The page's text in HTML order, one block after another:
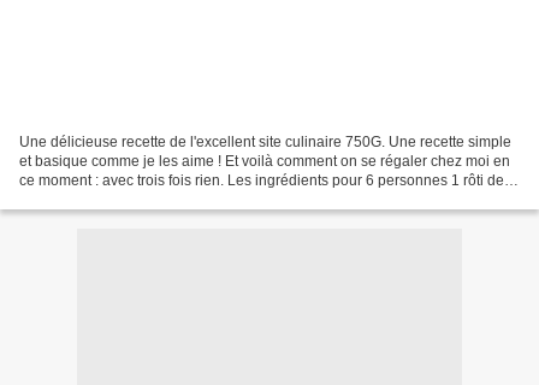
Une délicieuse recette de l'excellent site culinaire 750G. Une recette simple
et basique comme je les aime ! Et voilà comment on se régaler chez moi en
ce moment : avec trois fois rien. Les ingrédients pour 6 personnes 1 rôti de